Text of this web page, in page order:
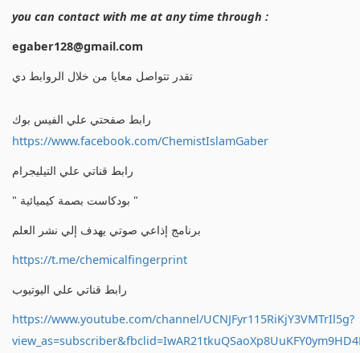
you can contact with me at any time through :
egaber128@gmail.com
تقدر تتواصل معايا من خلال الروابط دي
رابط صفحتي علي الفيس بوك
https://www.facebook.com/ChemistIslamGaber
رابط قناتي علي التيليجرام
" بودكاست بصمة كيميائية "
برنامج إذاعي صوتي يهدف إلي نشر العلم
https://t.me/chemicalfingerprint
رابط قناتي علي اليوتيوب
https://www.youtube.com/channel/UCNJFyr115RiKjY3VMTrIl5g?